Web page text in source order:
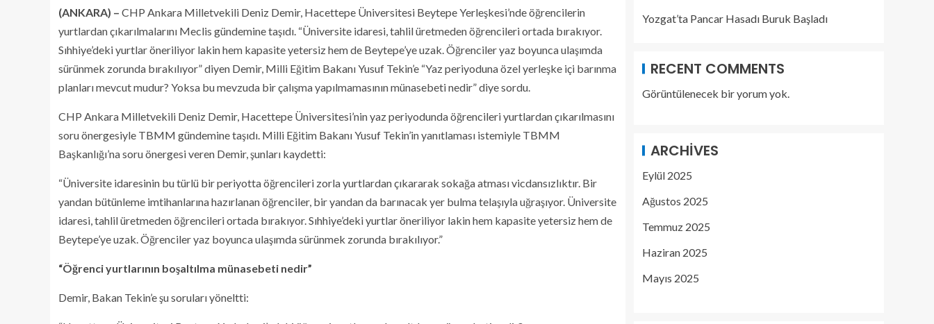
(ANKARA) – CHP Ankara Milletvekili Deniz Demir, Hacettepe Üniversitesi Beytepe Yerleşkesi’nde öğrencilerin
yurtlardan çıkarılmalarını Meclis gündemine taşıdı. “Üniversite idaresi, tahlil üretmeden öğrencileri ortada bırakıyor.
Sıhhiye’deki yurtlar öneriliyor lakin hem kapasite yetersiz hem de Beytepe’ye uzak. Öğrenciler yaz boyunca ulaşımda
sürünmek zorunda bırakılıyor” diyen Demir, Milli Eğitim Bakanı Yusuf Tekin’e “Yaz periyoduna özel yerleşke içi barınma
planları mevcut mudur? Yoksa bu mevzuda bir çalışma yapılmamasının münasebeti nedir” diye sordu.
CHP Ankara Milletvekili Deniz Demir, Hacettepe Üniversitesi’nin yaz periyodunda öğrencileri yurtlardan çıkarılmasını
soru önergesiyle TBMM gündemine taşıdı. Milli Eğitim Bakanı Yusuf Tekin’in yanıtlaması istemiyle TBMM
Başkanlığı’na soru önergesi veren Demir, şunları kaydetti:
“Üniversite idaresinin bu türlü bir periyotta öğrencileri zorla yurtlardan çıkararak sokağa atması vicdansızlıktır. Bir
yandan bütünleme imtihanlarına hazırlanan öğrenciler, bir yandan da barınacak yer bulma telaşıyla uğraşıyor. Üniversite
idaresi, tahlil üretmeden öğrencileri ortada bırakıyor. Sıhhiye’deki yurtlar öneriliyor lakin hem kapasite yetersiz hem de
Beytepe’ye uzak. Öğrenciler yaz boyunca ulaşımda sürünmek zorunda bırakılıyor.”
“Öğrenci yurtlarının boşaltılma münasebeti nedir”
Demir, Bakan Tekin’e şu soruları yöneltti:
Yozgat’ta Pancar Hasadı Buruk Başladı
RECENT COMMENTS
Görüntülenecek bir yorum yok.
ARCHIVES
Eylül 2025
Ağustos 2025
Temmuz 2025
Haziran 2025
Mayıs 2025